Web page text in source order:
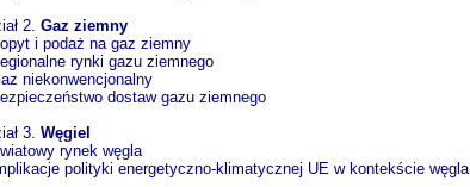
2. Gaz ziemny
i podaż na gaz ziemny
rynki gazu ziemnego
niekonwencjonalny
dostaw gazu ziemnego
3. Węgiel
rynek węgla
polityki energetyczno-klimatycznej UE w kontekście węgla